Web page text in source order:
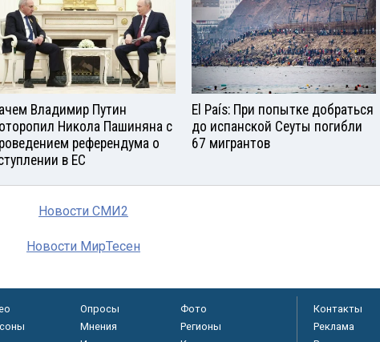
Владимир Путин
Никола Пашиняна с
референдума о
в ЕС
El País: При попытке добраться
до испанской Сеуты погибли
67 мигрантов
Новости СМИ2
Новости МирТесен
Опросы
Фото
Мнения
Регионы
Контакты
Реклама